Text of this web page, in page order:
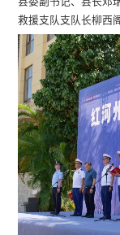
救援支队支队长柳西